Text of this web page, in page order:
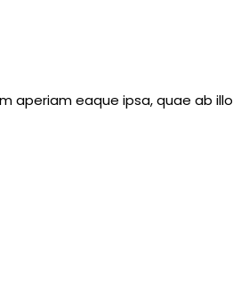
aperiam eaque ipsa, quae ab illo